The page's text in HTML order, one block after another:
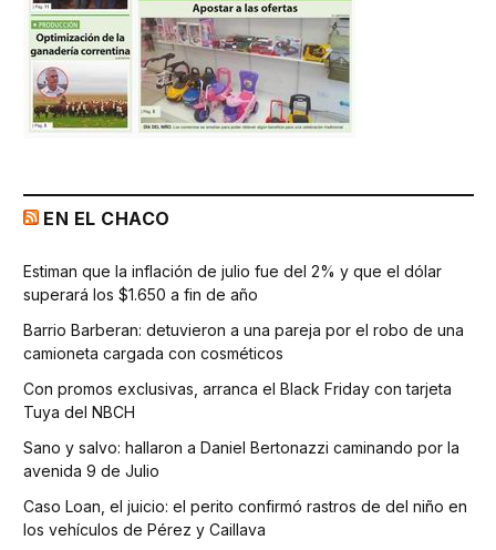
EN EL CHACO
Estiman que la inflación de julio fue del 2% y que el dólar
superará los $1.650 a fin de año
Barrio Barberan: detuvieron a una pareja por el robo de una
camioneta cargada con cosméticos
Con promos exclusivas, arranca el Black Friday con tarjeta
Tuya del NBCH
Sano y salvo: hallaron a Daniel Bertonazzi caminando por la
avenida 9 de Julio
Caso Loan, el juicio: el perito confirmó rastros de del niño en
los vehículos de Pérez y Caillava